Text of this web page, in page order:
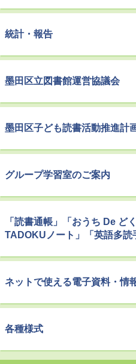
統計・報告
墨田区立図書館運営協議会
墨田区子ども読書活動推進計
グループ学習室のご案内
「読書通帳」「おうち De ど
TADOKUノート」「英語多読
ネットで使える電子資料・情
各種様式